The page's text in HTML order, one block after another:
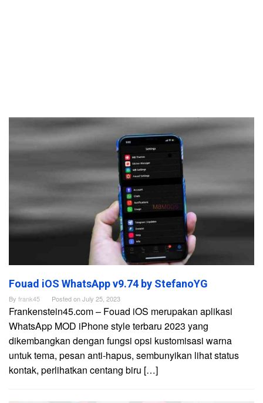
Frankenstein45.Com
Fouad iOS WhatsApp v9.74 by StefanoYG
By frank45 Posted onJuly 25, 2023
Frankenstein45.com – Fouad iOS merupakan aplikasi
WhatsApp MOD iPhone style terbaru 2023 yang
dikembangkan dengan fungsi opsi kustomisasi warna
untuk tema, pesan anti-hapus, sembunyikan lihat status
kontak, perlihatkan centang biru […]